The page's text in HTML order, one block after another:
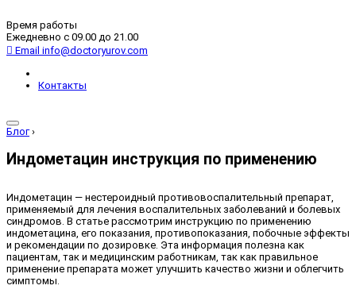
Время работы
Ежедневно с 09.00 до 21.00
Email info@doctoryurov.com
Контакты
Блог ›
Индометацин инструкция по применению
Индометацин — нестероидный противовоспалительный препарат,
применяемый для лечения воспалительных заболеваний и болевых
синдромов. В статье рассмотрим инструкцию по применению
индометацина, его показания, противопоказания, побочные эффекты
и рекомендации по дозировке. Эта информация полезна как
пациентам, так и медицинским работникам, так как правильное
применение препарата может улучшить качество жизни и облегчить
симптомы.